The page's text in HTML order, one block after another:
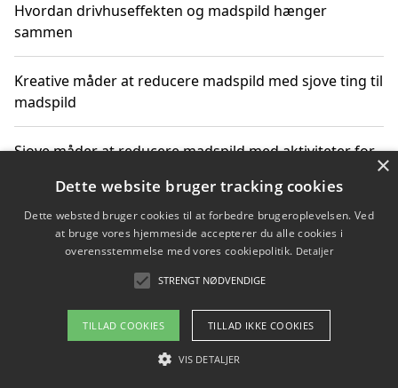
Hvordan drivhuseffekten og madspild hænger
sammen
Kreative måder at reducere madspild med sjove ting til
madspild
Sjove måder at reducere madspild med aktiviteter for
Hvor finder jeg nemme måltidskasser i Vejle
Om / kontakt
Blog Betingelser
×
Dette website bruger tracking cookies
Dette websted bruger cookies til at forbedre brugeroplevelsen. Ved
at bruge vores hjemmeside accepterer du alle cookies i
overensstemmelse med vores cookiepolitik. Detaljer
STRENGT NØDVENDIGE
TILLAD COOKIES TILLAD IKKE COOKIES
VIS DETALJER